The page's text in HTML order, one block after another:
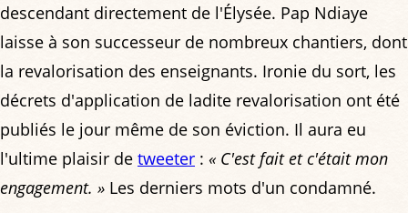
descendant directement de l'Élysée. Pap Ndiaye
laisse à son successeur de nombreux chantiers, dont
la revalorisation des enseignants. Ironie du sort, les
décrets d'application de ladite revalorisation ont été
publiés le jour même de son éviction. Il aura eu
l'ultime plaisir de tweeter : « C'est fait et c'était mon
engagement. » Les derniers mots d'un condamné.